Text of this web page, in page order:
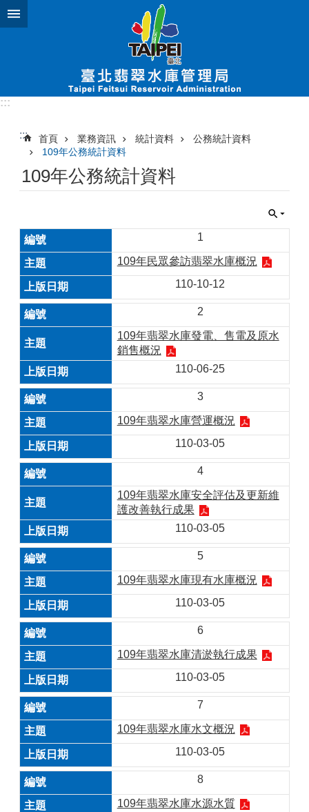
跳到主要內容區塊
:::
::: 首頁 業務資訊 統計資料
公務統計資料
109年公務統計資料
109年公務統計資料
1
109年民眾參訪翡翠水庫概況
110-10-12
2
109年翡翠水庫發電、售電及原水
銷售概況
110-06-25
3
109年翡翠水庫營運概況
110-03-05
4
109年翡翠水庫安全評估及更新維
護改善執行成果
110-03-05
5
109年翡翠水庫現有水庫概況
110-03-05
6
109年翡翠水庫清淤執行成果
110-03-05
7
109年翡翠水庫水文概況
110-03-05
8
109年翡翠水庫水源水質